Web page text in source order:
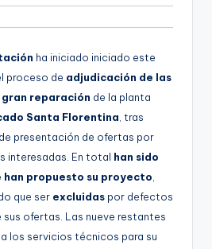
ha iniciado iniciado este
proceso de adjudicación de las
gran reparación de la planta
Santa Florentina, tras
presentación de ofertas por
interesadas. En total han sido
han propuesto su proyecto,
que ser excluidas por defectos
sus ofertas. Las nueve restantes
los servicios técnicos para su